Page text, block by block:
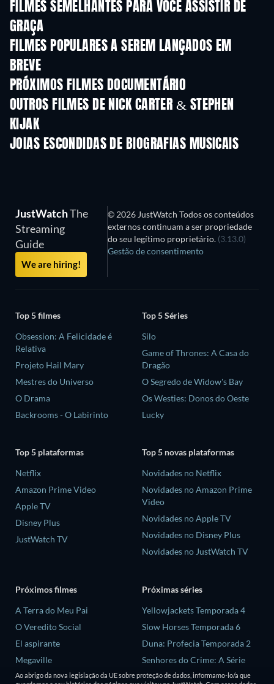
FILMES SEMELHANTES PARA VOCÊ ASSISTIR DE
GRAÇA
FILMES POPULARES A SEREM LANÇADOS EM
BREVE
PRÓXIMOS FILMES DOCUMENTÁRIO
OUTROS FILMES DE NICK CARTER & STEPHEN
KIJAK
JOIAS ESCONDIDAS DE BIOGRAFIAS MUSICAIS
JustWatchThe
Streaming
Guide
We are hiring!
© 2026 JustWatch Todos os conteúdos
externos continuam a ser propriedade
do seu legítimo proprietário. (3.13.0)
Gestão de consentimento
Top 5 filmes
Obsession: A Felicidade é
Relativa
Projeto Hail Mary
Mestres do Universo
O Drama
Backrooms - O Labirinto
Top 5 Séries
Silo
Game of Thrones: A Casa do
Dragão
O Segredo de Widow's Bay
Os Westies: Donos do Oeste
Lucky
Top 5 plataformas
Netflix
Amazon Prime Video
Apple TV
Disney Plus
JustWatch TV
Top 5 novas plataformas
Novidades no Netflix
Novidades no Amazon Prime
Video
Novidades no Apple TV
Novidades no Disney Plus
Novidades no JustWatch TV
Próximos filmes
A Terra do Meu Pai
O Veredito Social
El aspirante
Megaville
Hendrix
Próximas séries
Yellowjackets Temporada 4
Slow Horses Temporada 6
Duna: Profecia Temporada 2
Senhores do Crime: A Série
Temporada 2
Ao abrigo da nova legislação da UE sobre proteção de dados, informamo-lo/a que